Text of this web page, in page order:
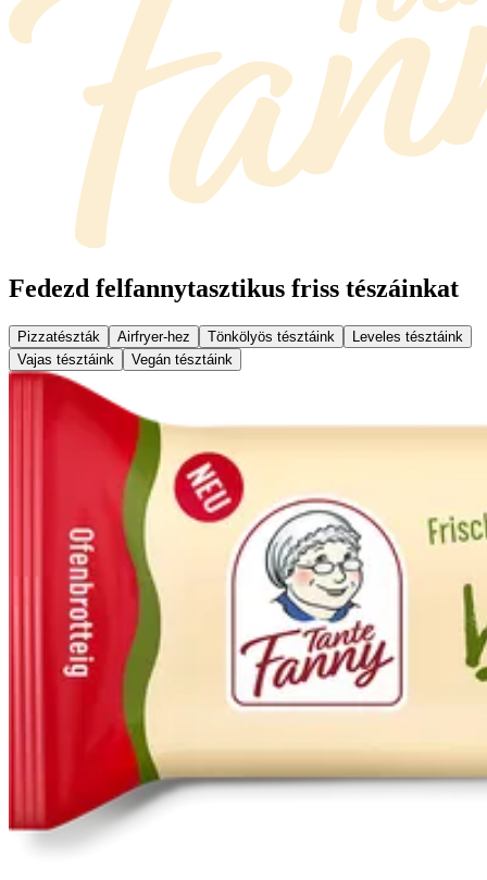
Fedezd felfannytasztikus friss tészáinkat
Pizzatészták Airfryer-hez Tönkölyös tésztáink
Leveles tésztáink
Vajas tésztáink
Vegán tésztáink